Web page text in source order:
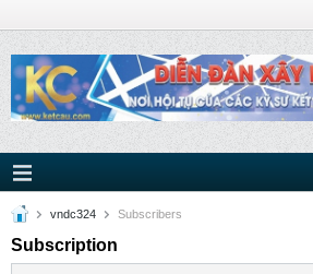
vndc324 Subscribers
Subscription